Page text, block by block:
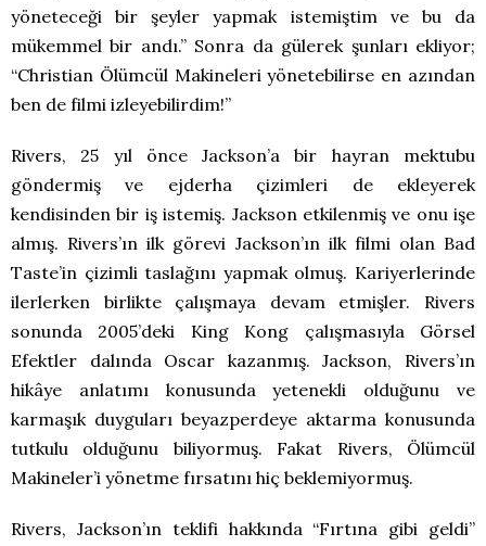
yöneteceği bir şeyler yapmak istemiştim ve bu da
mükemmel bir andı.” Sonra da gülerek şunları ekliyor;
“Christian Ölümcül Makineleri yönetebilirse en azından
ben de filmi izleyebilirdim!”
Rivers, 25 yıl önce Jackson’a bir hayran mektubu
göndermiş ve ejderha çizimleri de ekleyerek
kendisinden bir iş istemiş. Jackson etkilenmiş ve onu işe
almış. Rivers’ın ilk görevi Jackson’ın ilk filmi olan Bad
Taste’in çizimli taslağını yapmak olmuş. Kariyerlerinde
ilerlerken birlikte çalışmaya devam etmişler. Rivers
sonunda 2005’deki King Kong çalışmasıyla Görsel
Efektler dalında Oscar kazanmış. Jackson, Rivers’ın
hikâye anlatımı konusunda yetenekli olduğunu ve
karmaşık duyguları beyazperdeye aktarma konusunda
tutkulu olduğunu biliyormuş. Fakat Rivers, Ölümcül
Makineler’i yönetme fırsatını hiç beklemiyormuş.
Rivers, Jackson’ın teklifi hakkında “Fırtına gibi geldi”